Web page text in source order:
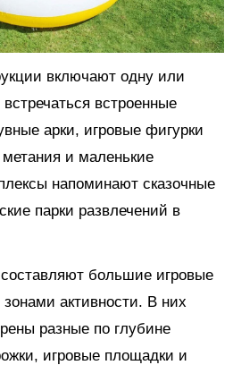
включают одну или
встречаться встроенные
арки, игровые фигурки
и маленькие
напоминают сказочные
парки развлечений в
большие игровые
активности. В них
разные по глубине
игровые площадки и